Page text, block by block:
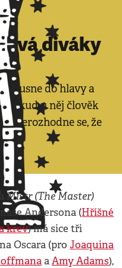
diváky
do hlavy a
pokud u něj člověk
nerozhodne se, že
Mistr (The Master)
Andersona (Hříšné
krev) má sice tři
Oscara (proJoaquina
aAmy Adams),